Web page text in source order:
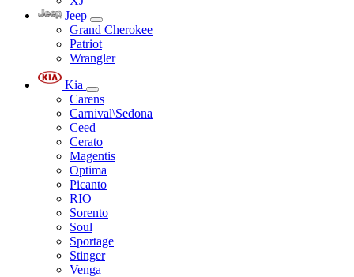
Jeep
Grand Cherokee
Patriot
Wrangler
Kia
Carens
Carnival\Sedona
Ceed
Cerato
Magentis
Optima
Picanto
RIO
Sorento
Soul
Sportage
Stinger
Venga